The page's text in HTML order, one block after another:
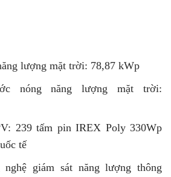
lượng mặt trời: 78,87 kWp
nóng năng lượng mặt trời:
239 tấm pin IREX Poly 330Wp
tế
giám sát năng lượng thông